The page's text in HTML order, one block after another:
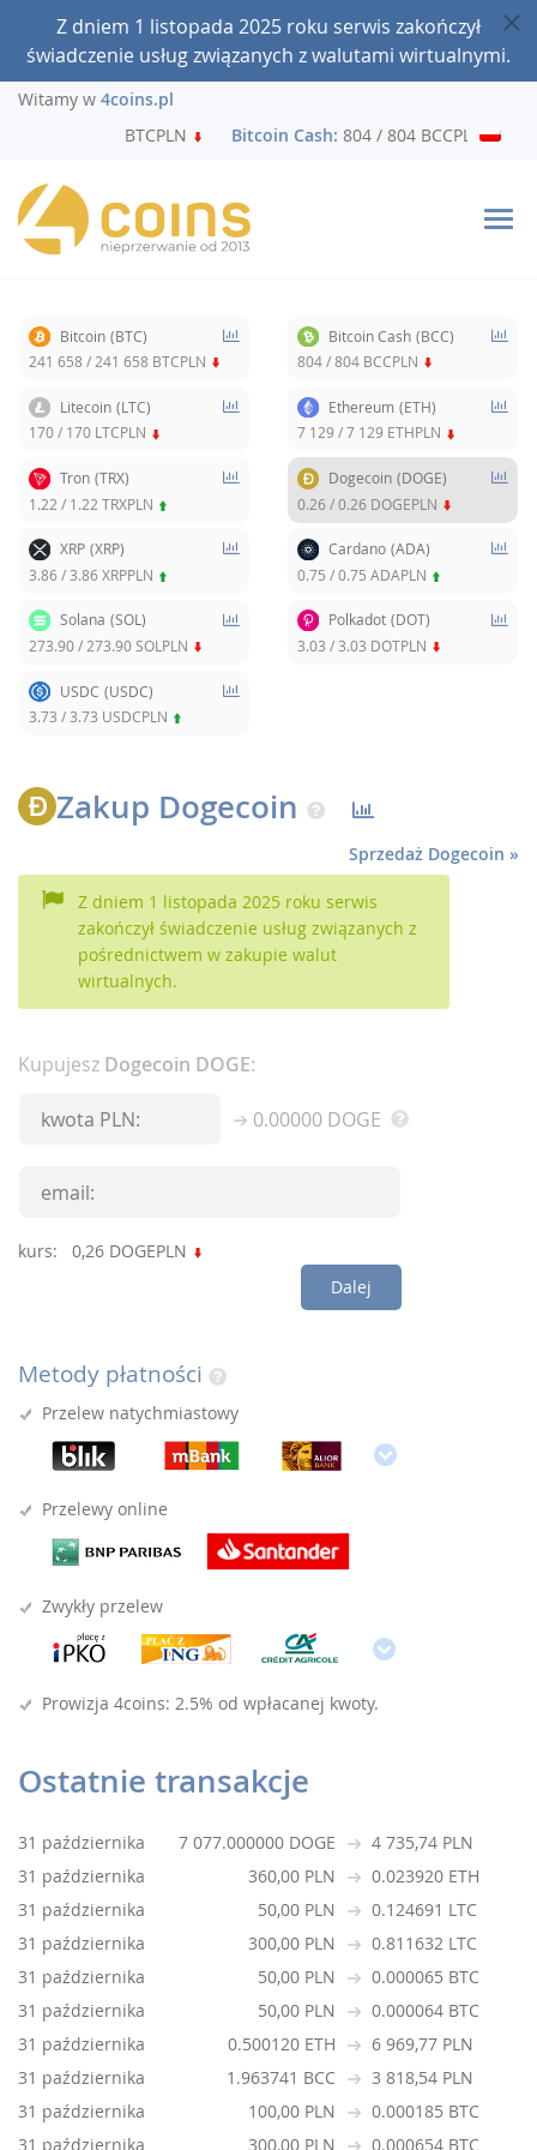
Z dniem 1 listopada 2025 roku serwis zakończył
świadczenie usług związanych z walutami wirtualnymi.
Witamy w 4coins.pl
/ 241 658 BTCPLN
Bitcoin Cash:804 / 804 BCCPLN
Bitcoin (BTC)
241 658 / 241 658 BTCPLN
Bitcoin Cash (BCC)
804/804 BCCPLN
Litecoin (LTC)
170/ 170 LTCPLN
Ethereum (ETH)
7 129 /7 129 ETHPLN
Tron (TRX)
1.22 / 1.22 TRXPLN
Dogecoin (DOGE)
0.26 /0.26 DOGEPLN
XRP (XRP)
3.86/ 3.86XRPPLN
Cardano (ADA)
0.75 /0.75 ADAPLN
Solana (SOL)
273.90/ 273.90SOLPLN
Polkadot (DOT)
3.03 / 3.03 DOTPLN
USDC (USDC)
3.73 / 3.73 USDCPLN
Sprzedaż Dogecoin »
Zakup Dogecoin
Z dniem 1 listopada 2025 roku serwis
zakończył świadczenie usług związanych z
pośrednictwem w zakupie walut
wirtualnych.
Kupujesz Dogecoin DOGE:
0.00000 DOGE
kurs: 0,26 DOGEPLN
Dalej
Metody płatności
Przelew natychmiastowy
Przelewy online
Zwykły przelew
Prowizja 4coins: 2.5% od wpłacanej kwoty.
Ostatnie transakcje
31 października 7 077.000000 DOGE
4 735,74 PLN
31 października
360,00 PLN
0.023920 ETH
31 października
50,00 PLN
0.124691 LTC
31 października
300,00 PLN
0.811632 LTC
31 października
50,00 PLN
0.000065 BTC
31 października
50,00 PLN
0.000064 BTC
31 października
0.500120 ETH
6 969,77 PLN
31 października
1.963741 BCC
3 818,54 PLN
31 października
100,00 PLN
0.000185 BTC
31 października
300,00 PLN 0.000654 BTC